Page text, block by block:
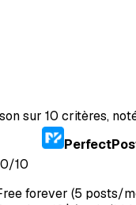
sur 10 critères,
/10
forever (5 posts/